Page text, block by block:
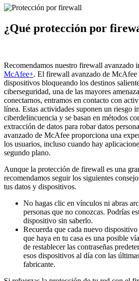
¿Qué protección por
Recomendamos nuestro firewall avanzado
McAfee+. El firewall avanzado de McAfee
dispositivos bloqueando los destinos
ciberseguridad, una de las mayores
conectarnos, entramos en contacto con
línea. Estas actividades suponen un riesgo
ciberdelincuencia y se basan en métodos
extracción de datos para robar datos
avanzado de McAfee proporciona una
los usuarios, incluso cuando hay
segundo plano.
Aunque la protección de firewall es una
recomendamos seguir los siguientes
tus datos y dispositivos.
No hagas clic en vínculos ni abras
personas que no conozcas. Podrías
dispositivo sin saberlo.
Recuerda que cada nuevo
que haya en tu casa es una posible
de restablecer las contraseñas
esos dispositivos al día con las
fabricante.